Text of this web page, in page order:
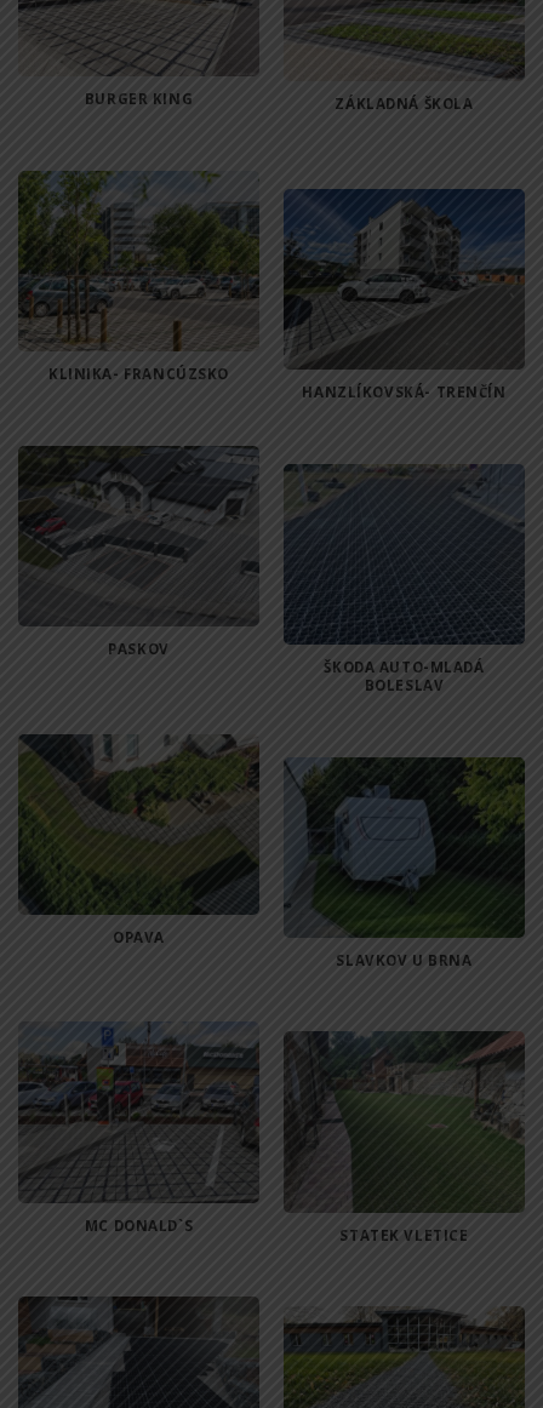
BURGER KING ZÁKLADNÁ ŠKOLA
KLINIKA- FRANCÚZSKO
HANZLÍKOVSKÁ- TRENČÍN
PASKOV
ŠKODA AUTO-MLADÁ
BOLESLAV
OPAVA
SLAVKOV U BRNA
MC DONALD`S
STATEK VLETICE